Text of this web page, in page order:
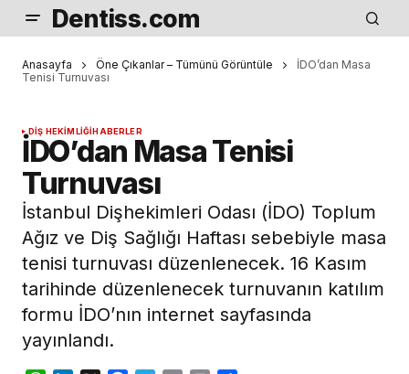
Dentiss.com
Anasayfa Öne Çıkanlar – Tümünü Görüntüle
İDO’dan Masa
Tenisi Turnuvası
DIŞ HEKIMLIĞIHABERLER
İDO’dan Masa Tenisi
Turnuvası
İstanbul Dişhekimleri Odası (İDO) Toplum
Ağız ve Diş Sağlığı Haftası sebebiyle masa
tenisi turnuvası düzenlenecek. 16 Kasım
tarihinde düzenlenecek turnuvanın katılım
formu İDO’nın internet sayfasında
yayınlandı.